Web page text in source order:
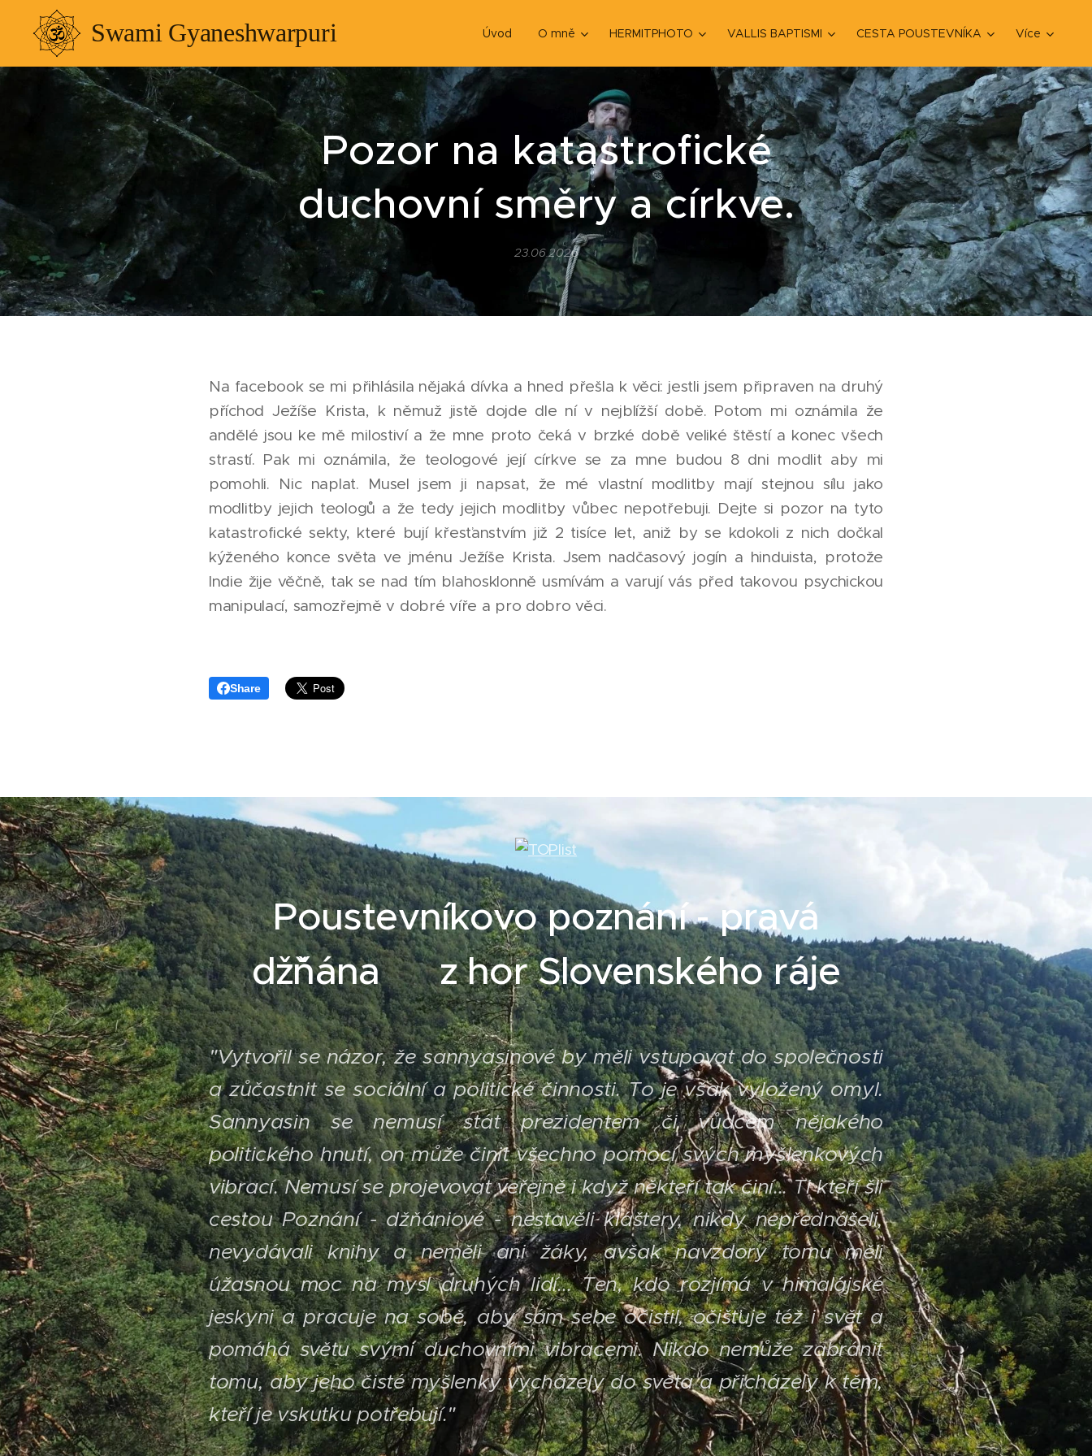
Swami Gyaneshwarpuri Úvod O mně HERMITPHOTO VALLIS BAPTISMI CESTA POUSTEVNÍKA Více
Pozor na katastrofické
duchovní směry a církve.
23.06.2026
Na facebook se mi přihlásila nějaká dívka a hned přešla k věci: jestli jsem připraven na druhý
příchod Ježíše Krista, k němuž jistě dojde dle ní v nejblížší době. Potom mi oznámila že
andělé jsou ke mě milostiví a že mne proto čeká v brzké době veliké štěstí a konec všech
strastí. Pak mi oznámila, že teologové její církve se za mne budou 8 dni modlit aby mi
pomohli. Nic naplat. Musel jsem ji napsat, že mé vlastní modlitby mají stejnou sílu jako
modlitby jejich teologů a že tedy jejich modlitby vůbec nepotřebuji. Dejte si pozor na tyto
katastrofické sekty, které bují křesťanstvím již 2 tisíce let, aniž by se kdokoli z nich dočkal
kýženého konce světa ve jménu Ježíše Krista. Jsem nadčasový jogín a hinduista, protože
Indie žije věčně, tak se nad tím blahosklonně usmívám a varují vás před takovou psychickou
manipulací, samozřejmě v dobré víře a pro dobro věci.
Share
Poustevníkovo poznání - pravá
džˇňána z hor Slovenského ráje
"Vytvořil se názor, že sannyasinové by měli vstupovat do společnosti
a zůčastnit se sociální a politické činnosti. To je však vyložený omyl.
Sannyasin se nemusí stát prezidentem či vůdcem nějakého
politického hnutí, on může činit všechno pomocí svých myšlenkových
vibrací. Nemusí se projevovat veřejně i když někteří tak činí...Ti kteří šli
cestou Poznání - džňániové - nestavěli kláštery, nikdy nepřednášeli,
nevydávali knihy a neměli ani žáky, avšak navzdory tomu měli
úžasnou moc na mysl druhých lidí... Ten, kdo rozjímá v himalájské
jeskyni a pracuje na sobě, aby sám sebe očistil, očišťuje též i svět a
pomáhá světu svými duchovními vibracemi. Nikdo nemůže zabránit
tomu, aby jeho čisté myšlenky vycházely do světa a přicházely k těm,
kteří je vskutku potřebují."